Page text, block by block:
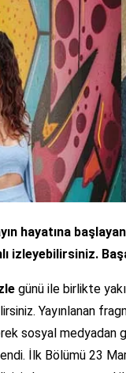
hayatına
izleyebilirsiniz.
günü ile birlikte
Yayınlanan
sosyal
İlk Bölümü 23